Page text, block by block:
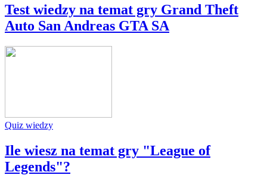
Test wiedzy na temat gry Grand Theft
Auto San Andreas GTA SA
Quiz wiedzy
Ile wiesz na temat gry "League of
Legends"?